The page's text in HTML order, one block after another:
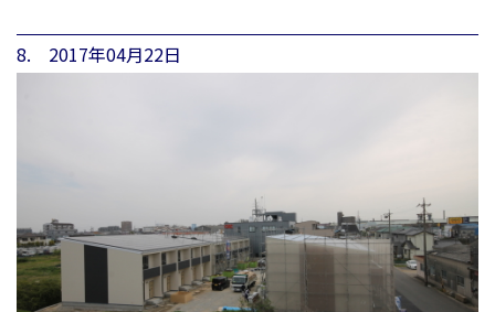
8. 2017年04月22日